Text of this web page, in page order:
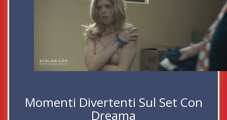
Momenti Divertenti Sul Set Con
Dreama